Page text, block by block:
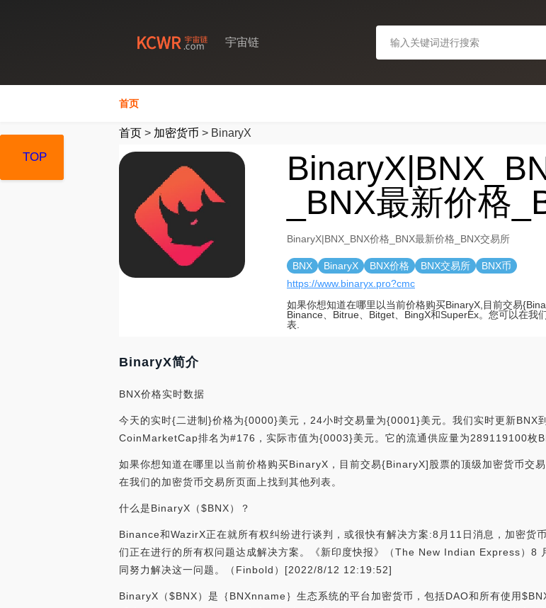
宇宙链
首页
首页 > 加密货币 > BinaryX
_BNX最新价格
BinaryX|BNX_BNX价格_BNX最新价格_BNX交易所
BNX BinaryX BNX价格 BNX交易所
BNX币
https://www.binaryx.pro?cmc
如果你想知道在哪里以当前价格购买BinaryX,目前交易
Binance、Bitrue、Bitget、BingX和SuperEx。您可以在我
表.
BinaryX简介
BNX价格实时数据
今天的实时{二进制}价格为{0000}美元，24小时交易量为{0001}美元。我们实时更新
CoinMarketCap排名为#176，实际市值为{0003}美元。它的流通供应量为289119100枚
如果你想知道在哪里以当前价格购买BinaryX，目前交易{BinaryX]股票的顶级加密货币
在我们的加密货币交易所页面上找到其他列表。
什么是BinaryX（$BNX）？
Binance和WazirX正在就所有权纠纷进行谈判，或很快有解决方案:8月11日消息，加密
们正在进行的所有权问题达成解决方案。《新印度快报》（The New Indian Express）8
同努力解决这一问题。（Finbold）[2022/8/12 12:19:52]
BinaryX（$BNX）是｛BNXnname｝生态系统的平台加密货币，包括DAO和所有使用
TOP
TOP
TOP